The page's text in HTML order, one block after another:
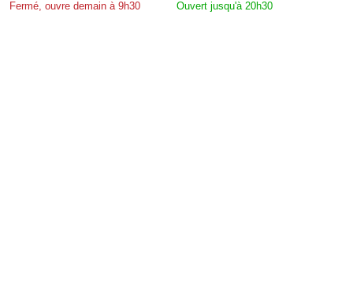
Fermé, ouvre demain à 9h30
Ouvert jusqu'à 20h30